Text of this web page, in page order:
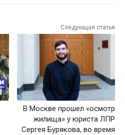
Следующая статья
В Москве прошел «осмотр
жилища» у юриста ЛПР
Сергея Бурякова, во время